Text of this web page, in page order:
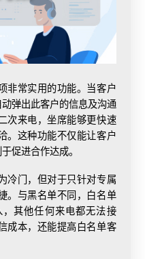
非常实用的功能。当客户
弹出此客户的信息及沟通
次来电，坐席能够更快速
。这种功能不仅能让客户
促进合作达成。
冷门，但对于只针对专属
。与黑名单不同，白名单
其他任何来电都无法接
成本，还能提高白名单客